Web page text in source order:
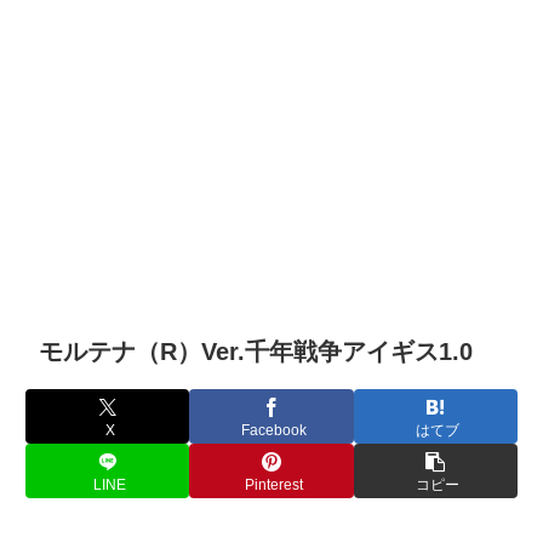
モルテナ（R）Ver.千年戦争アイギス1.0
X Facebook はてブ
LINE Pinterest コピー